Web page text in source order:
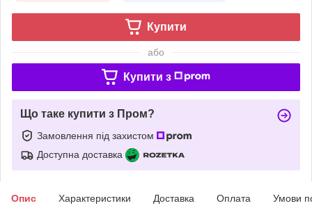
Купити
або
Купити з
Що таке купити з Пром?
Замовлення під захистом
Доступна доставка
Опис Характеристики Доставка Оплата Умови